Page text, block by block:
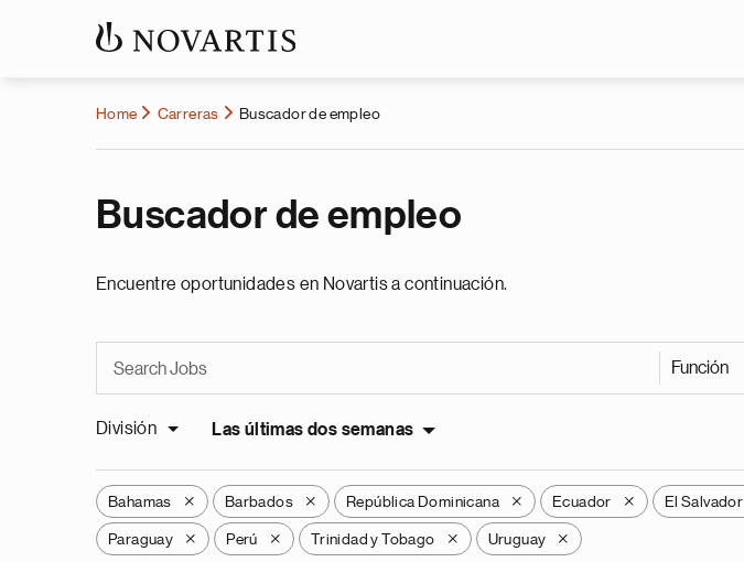
Home Carreras Buscador de empleo
Buscador de empleo
Encuentre oportunidades en Novartis a continuación.
Función
División Las últimas dos semanas
Bahamas X Barbados X República Dominicana X Ecuador X El Salvador
Paraguay X Perú X Trinidad y Tobago X Uruguay X